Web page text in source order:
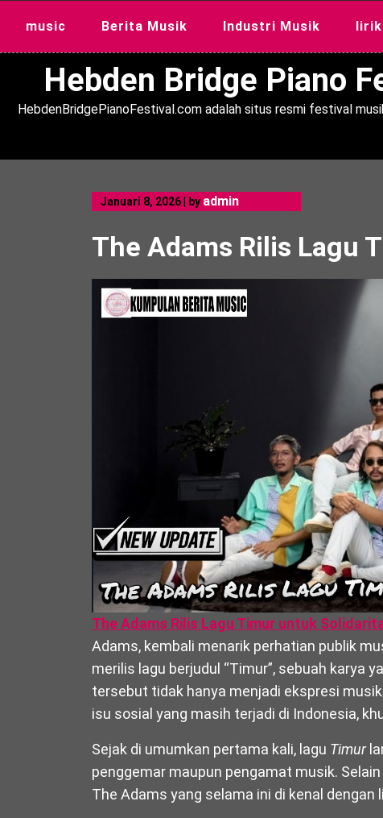
music Berita Musik Industri Musik lirik
Hebden Bridge Piano
HebdenBridgePianoFestival.com adalah situs resmi festival
Januari 8, 2026 by admin
The Adams Rilis Lagu
The Adams Rilis Lagu Timur untuk
Adams, kembali menarik perhatian publik
merilis lagu berjudul “Timur”, sebuah karya
tersebut tidak hanya menjadi ekspresi
isu sosial yang masih terjadi di Indonesia,
Sejak di umumkan pertama kali, lagu Timur
penggemar maupun pengamat musik.
The Adams yang selama ini di kenal